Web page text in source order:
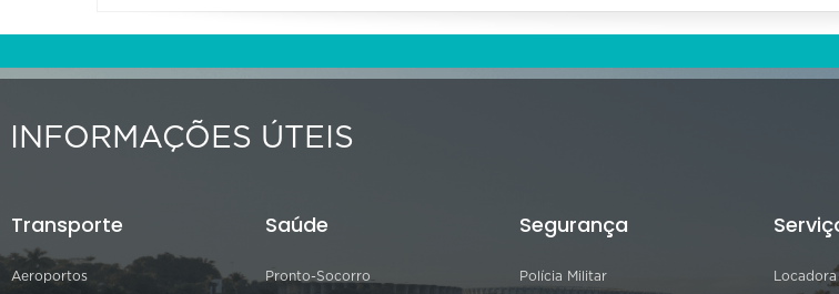
INFORMAÇÕES ÚTEIS
Transporte
Aeroportos
Saúde
Pronto-Socorro
Segurança
Polícia Militar